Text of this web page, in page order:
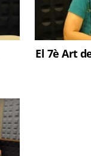
El 7è Art